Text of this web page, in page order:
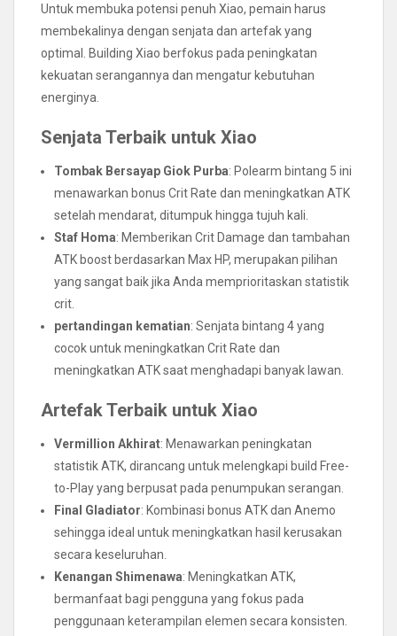
Untuk membuka potensi penuh Xiao, pemain harus
membekalinya dengan senjata dan artefak yang
optimal. Building Xiao berfokus pada peningkatan
kekuatan serangannya dan mengatur kebutuhan
energinya.
Senjata Terbaik untuk Xiao
Tombak Bersayap Giok Purba: Polearm bintang 5 ini
menawarkan bonus Crit Rate dan meningkatkan ATK
setelah mendarat, ditumpuk hingga tujuh kali.
Staf Homa: Memberikan Crit Damage dan tambahan
ATK boost berdasarkan Max HP, merupakan pilihan
yang sangat baik jika Anda memprioritaskan statistik
crit.
pertandingan kematian: Senjata bintang 4 yang
cocok untuk meningkatkan Crit Rate dan
meningkatkan ATK saat menghadapi banyak lawan.
Artefak Terbaik untuk Xiao
Vermillion Akhirat: Menawarkan peningkatan
statistik ATK, dirancang untuk melengkapi build Free-
to-Play yang berpusat pada penumpukan serangan.
Final Gladiator: Kombinasi bonus ATK dan Anemo
sehingga ideal untuk meningkatkan hasil kerusakan
secara keseluruhan.
Kenangan Shimenawa: Meningkatkan ATK,
bermanfaat bagi pengguna yang fokus pada
penggunaan keterampilan elemen secara konsisten.